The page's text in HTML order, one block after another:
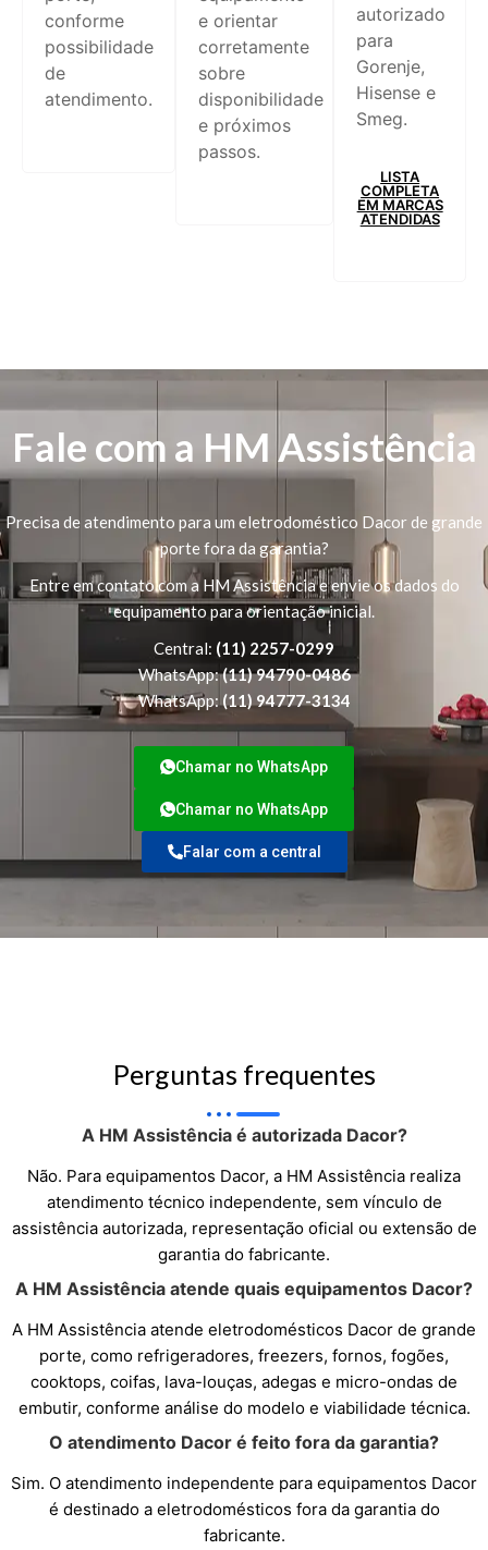
conforme
possibilidade
de
atendimento.
e orientar
corretamente
sobre
disponibilidade
e próximos
passos.
autorizado
para
Gorenje,
Hisense e
Smeg.
LISTA
COMPLETA
EM MARCAS
ATENDIDAS
Fale com a HM Assistência
Precisa de atendimento para um eletrodoméstico Dacor de grande
porte fora da garantia?
Entre em contato com a HM Assistência e envie os dados do
equipamento para orientação inicial.
Central: (11) 2257-0299
WhatsApp:(11) 94790-0486
WhatsApp:(11) 94777-3134
Chamar no WhatsApp
Chamar no WhatsApp
Falar com a central
Perguntas frequentes
A HM Assistência é autorizada Dacor?
Não. Para equipamentos Dacor, a HM Assistência realiza
atendimento técnico independente, sem vínculo de
assistência autorizada, representação oficial ou extensão de
garantia do fabricante.
A HM Assistência atende quais equipamentos Dacor?
A HM Assistência atende eletrodomésticos Dacor de grande
porte, como refrigeradores, freezers, fornos, fogões,
cooktops, coifas, lava-louças, adegas e micro-ondas de
embutir, conforme análise do modelo e viabilidade técnica.
O atendimento Dacor é feito fora da garantia?
Sim. O atendimento independente para equipamentos Dacor
é destinado a eletrodomésticos fora da garantia do
fabricante.